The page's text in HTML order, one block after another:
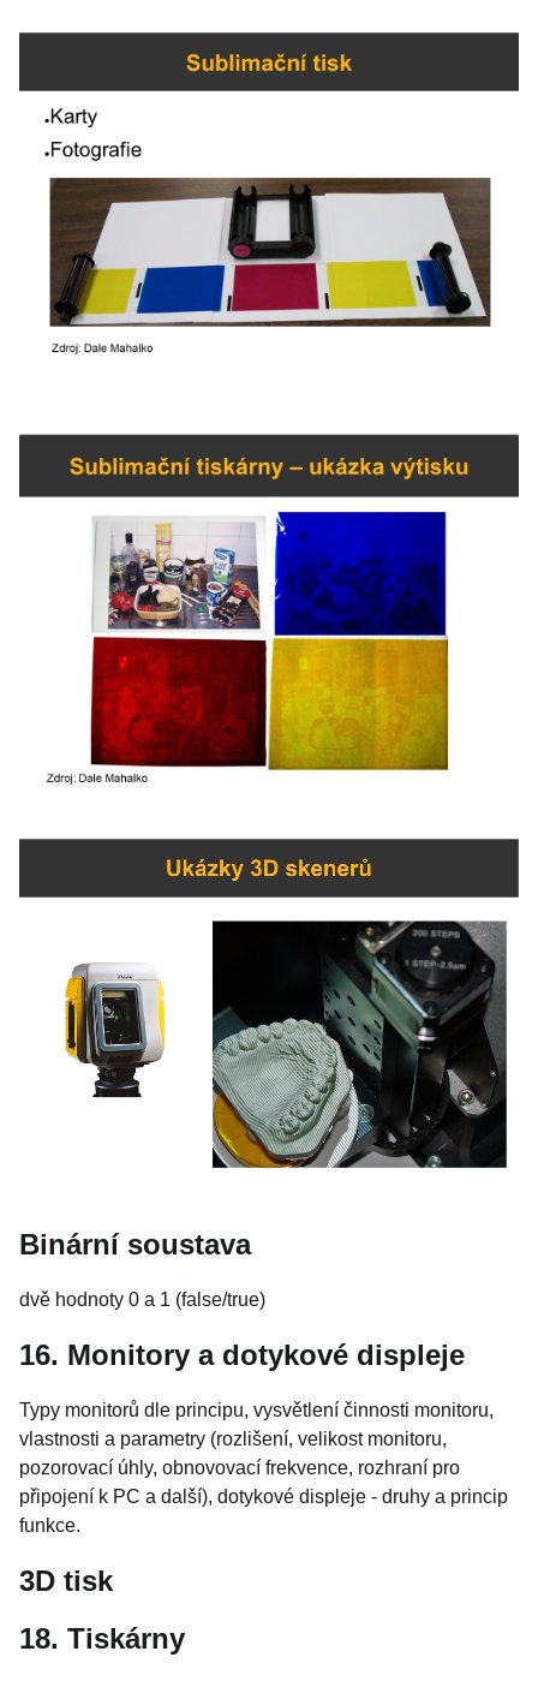
Binární soustava
dvě hodnoty 0 a 1 (false/true)
16. Monitory a dotykové displeje
Typy monitorů dle principu, vysvětlení činnosti monitoru,
vlastnosti a parametry (rozlišení, velikost monitoru,
pozorovací úhly, obnovovací frekvence, rozhraní pro
připojení k PC a další), dotykové displeje - druhy a princip
funkce.
3D tisk
18. Tiskárny